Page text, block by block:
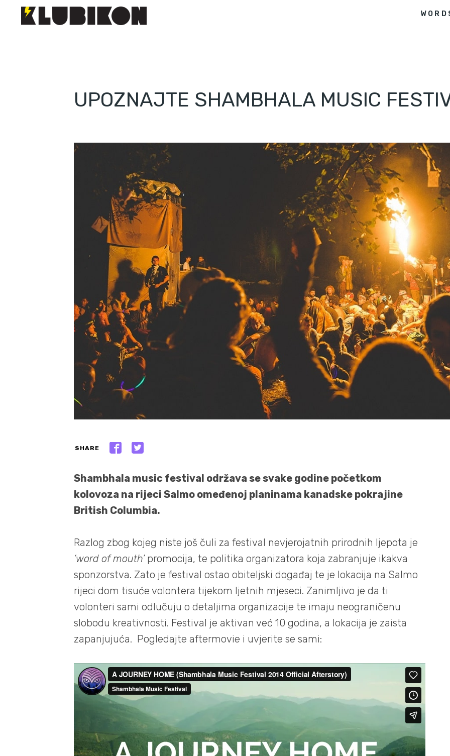
UPOZNAJTE SHAMBHALA MUSIC
SHARE
Shambhala music festival održava se svake godine početkom
kolovoza na rijeci Salmo omeđenoj planinama kanadske pokrajine
British Columbia.
Razlog zbog kojeg niste još čuli za festival nevjerojatnih prirodnih ljepota je
‘word of mouth’promocija, te politika organizatora koja zabranjuje ikakva
sponzorstva. Zato je festival ostao obiteljski događaj te je lokacija na Salmo
rijeci dom tisuće volontera tijekom ljetnih mjeseci. Zanimljivo je da ti
volonteri sami odlučuju o detaljima organizacije te imaju neograničenu
slobodu kreativnosti. Festival je aktivan već 10 godina, a lokacija je zaista
zapanjujuća. Pogledajte aftermovie i uvjerite se sami: